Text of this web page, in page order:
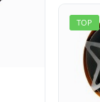
TOP